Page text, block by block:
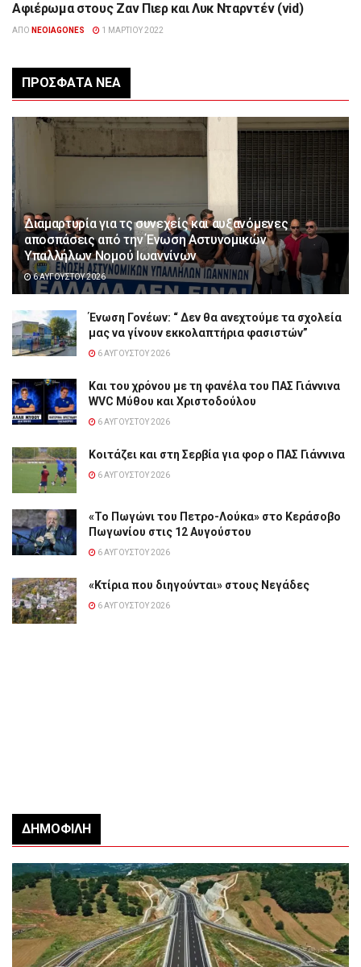
ΠΟΛΙΤΙΣΜΌΣ
Αφιέρωμα στους Ζαν Πιερ και Λυκ Νταρντέν (vid)
ΑΠΌ NEOIAGONES 1 ΜΑΡΤΊΟΥ 2022
ΠΡΌΣΦΑΤΑ ΝΈΑ
Διαμαρτυρία για τς συνεχείς και αυξανόμενες
αποσπάσεις από την Ένωση Αστυνομικών
Υπαλλήλων Νομού Ιωαννίνων
6 ΑΥΓΟΎΣΤΟΥ 2026
Ένωση Γονέων: “ Δεν θα ανεχτούμε τα σχολεία
μας να γίνουν εκκολαπτήρια φασιστών”
6 ΑΥΓΟΎΣΤΟΥ 2026
Και του χρόνου με τη φανέλα του ΠΑΣ Γιάννινα
WVC Μύθου και Χριστοδούλου
6 ΑΥΓΟΎΣΤΟΥ 2026
Κοιτάζει και στη Σερβία για φορ ο ΠΑΣ Γιάννινα
6 ΑΥΓΟΎΣΤΟΥ 2026
«Το Πωγώνι του Πετρο-Λούκα» στο Κεράσοβο
Πωγωνίου στις 12 Αυγούστου
6 ΑΥΓΟΎΣΤΟΥ 2026
«Κτίρια που διηγούνται» στους Νεγάδες
6 ΑΥΓΟΎΣΤΟΥ 2026
ΔΗΜΟΦΙΛΉ